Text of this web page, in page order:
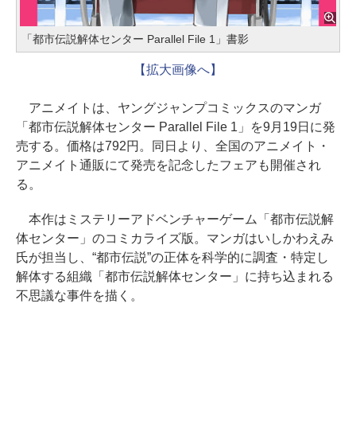
「都市伝説解体センター Parallel File 1」書影
【拡大画像へ】
アニメイトは、ヤングジャンプコミックスのマンガ
「都市伝説解体センター Parallel File 1」を9月19日に発
売する。価格は792円。同日より、全国のアニメイト・
アニメイト通販にて発売を記念したフェアも開催され
る。
本作はミステリーアドベンチャーゲーム「都市伝説解
体センター」のコミカライズ版。マンガはいしかわえみ
氏が担当し、“都市伝説”の正体を科学的に調査・特定し
解体する組織「都市伝説解体センター」に持ち込まれる
不思議な事件を描く。